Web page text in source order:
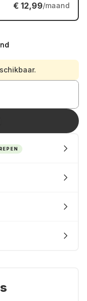
€ 12,99/maand